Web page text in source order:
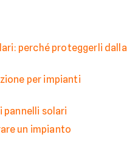
perché proteggerli dalla
per impianti
pannelli solari
un impianto